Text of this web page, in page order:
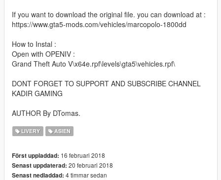
If you want to download the original file. you can download at :
https://www.gta5-mods.com/vehicles/marcopolo-1800dd
How to Instal :
Open with OPENIV :
Grand Theft Auto V\x64e.rpf\levels\gta5\vehicles.rpf\
DONT FORGET TO SUPPORT AND SUBSCRIBE CHANNEL
KADIR GAMING
AUTHOR By DTomas.
LIVERY ASIEN
Först uppladdad: 16 februari 2018
Senast uppdaterad: 20 februari 2018
Senast nedladdad: 4 timmar sedan